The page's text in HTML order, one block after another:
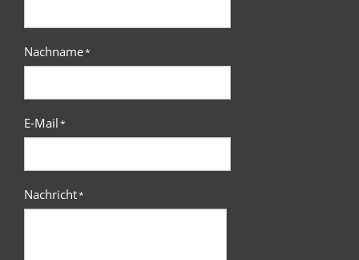
Nachname*
E-Mail*
Nachricht*